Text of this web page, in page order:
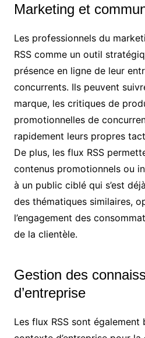
Marketing et
Les professionnels du
RSS comme un outil
présence en ligne de leur
concurrents. Ils peuvent
marque, les critiques de
promotionnelles de
rapidement leurs propres
De plus, les flux RSS
contenus promotionnels ou
à un public ciblé qui s’est
des thématiques similaires,
l’engagement des
de la clientèle.
Gestion des
d’entreprise
Les flux RSS sont également